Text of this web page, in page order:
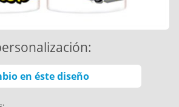
en éste diseño